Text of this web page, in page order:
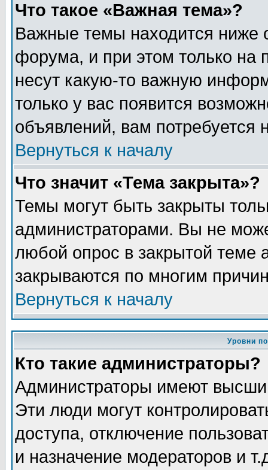
Что такое «Важная тема»?
Важные темы находится ниже
форума, и при этом только на
несут какую-то важную
только у вас появится
объявлений, вам потребуется
Вернуться к началу
Что значит «Тема закрыта»?
Темы могут быть закрыты
администраторами. Вы не
любой опрос в закрытой теме
закрываются по многим
Вернуться к началу
Уровни
Кто такие администраторы?
Администраторы имеют
Эти люди могут
доступа, отключение
и назначение модераторов и